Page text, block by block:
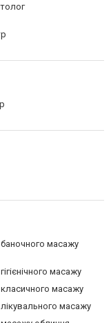
масажу
масажу
масажу
масажу